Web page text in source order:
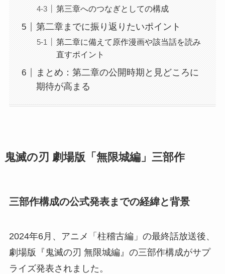
第三章へのつなぎとしての構成
第二章までに振り返りたいポイント
第二章に備えて原作漫画や該当話を読み
直すポイント
まとめ：第二章の公開時期と見どころに
期待が高まる
鬼滅の刃 劇場版「無限城編」三部作
三部作構成の公式発表までの経緯と背景
2024年6月、アニメ「柱稽古編」の最終話放送後、
劇場版『鬼滅の刃 無限城編』の三部作構成がサプ
ライズ発表されました。